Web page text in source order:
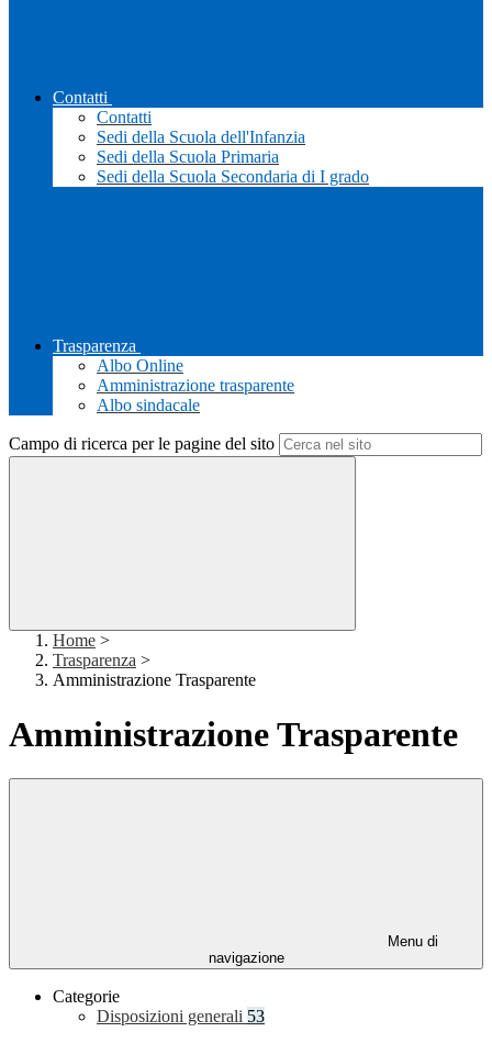
Contatti
Contatti
Sedi della Scuola dell'Infanzia
Sedi della Scuola Primaria
Sedi della Scuola Secondaria di I grado
Trasparenza
Albo Online
Amministrazione trasparente
Albo sindacale
Campo di ricerca per le pagine del sito
Home >
Trasparenza >
Amministrazione Trasparente
Amministrazione Trasparente
Menu di
navigazione
Categorie
Disposizioni generali 53